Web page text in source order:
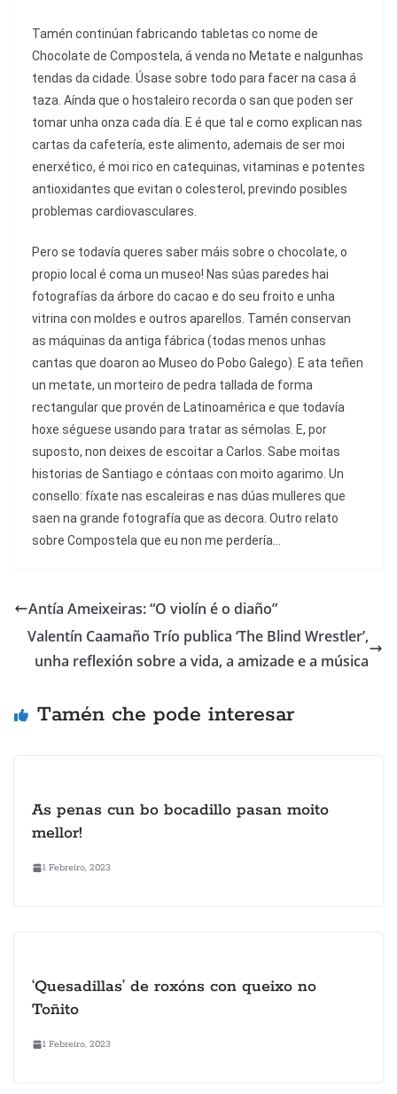
Tamén continúan fabricando tabletas co nome de
Chocolate de Compostela, á venda no Metate e nalgunhas
tendas da cidade. Úsase sobre todo para facer na casa á
taza. Aínda que o hostaleiro recorda o san que poden ser
tomar unha onza cada día. E é que tal e como explican nas
cartas da cafetería, este alimento, ademais de ser moi
enerxético, é moi rico en catequinas, vitaminas e potentes
antioxidantes que evitan o colesterol, previndo posibles
problemas cardiovasculares.
Pero se todavía queres saber máis sobre o chocolate, o
propio local é coma un museo! Nas súas paredes hai
fotografías da árbore do cacao e do seu froito e unha
vitrina con moldes e outros aparellos. Tamén conservan
as máquinas da antiga fábrica (todas menos unhas
cantas que doaron ao Museo do Pobo Galego). E ata teñen
un metate, un morteiro de pedra tallada de forma
rectangular que provén de Latinoamérica e que todavía
hoxe séguese usando para tratar as sémolas. E, por
suposto, non deixes de escoitar a Carlos. Sabe moitas
historias de Santiago e cóntaas con moito agarimo. Un
consello: fíxate nas escaleiras e nas dúas mulleres que
saen na grande fotografía que as decora. Outro relato
sobre Compostela que eu non me perdería…
Antía Ameixeiras: “O violín é o diaño”
Valentín Caamaño Trío publica ‘The Blind Wrestler’,
unha reflexión sobre a vida, a amizade e a música
Tamén che pode interesar
As penas cun bo bocadillo pasan moito
mellor!
1 Febreiro, 2023
‘Quesadillas’ de roxóns con queixo no
Toñito
1 Febreiro, 2023